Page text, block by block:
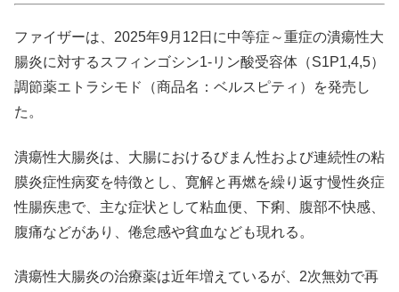
ファイザーは、2025年9月12日に中等症～重症の潰瘍性大
腸炎に対するスフィンゴシン1-リン酸受容体（S1P1,4,5）
調節薬エトラシモド（商品名：ベルスピティ）を発売し
た。
潰瘍性大腸炎は、大腸におけるびまん性および連続性の粘
膜炎症性病変を特徴とし、寛解と再燃を繰り返す慢性炎症
性腸疾患で、主な症状として粘血便、下痢、腹部不快感、
腹痛などがあり、倦怠感や貧血なども現れる。
潰瘍性大腸炎の治療薬は近年増えているが、2次無効で再